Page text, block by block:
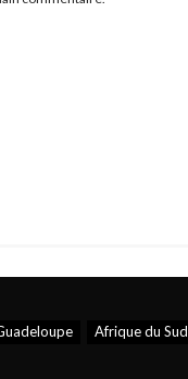
Afrique du Sud